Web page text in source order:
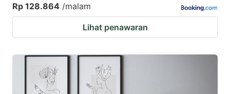
Rp 128.864 /malam
Lihat penawaran